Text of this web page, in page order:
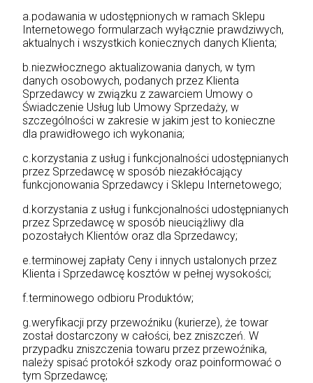
a.podawania w udostępnionych w ramach Sklepu
Internetowego formularzach wyłącznie prawdziwych,
aktualnych i wszystkich koniecznych danych Klienta;
b.niezwłocznego aktualizowania danych, w tym
danych osobowych, podanych przez Klienta
Sprzedawcy w związku z zawarciem Umowy o
Świadczenie Usług lub Umowy Sprzedaży, w
szczególności w zakresie w jakim jest to konieczne
dla prawidłowego ich wykonania;
c.korzystania z usług i funkcjonalności udostępnianych
przez Sprzedawcę w sposób niezakłócający
funkcjonowania Sprzedawcy i Sklepu Internetowego;
d.korzystania z usług i funkcjonalności udostępnianych
przez Sprzedawcę w sposób nieuciążliwy dla
pozostałych Klientów oraz dla Sprzedawcy;
e.terminowej zapłaty Ceny i innych ustalonych przez
Klienta i Sprzedawcę kosztów w pełnej wysokości;
f.terminowego odbioru Produktów;
g.weryfikacji przy przewoźniku (kurierze), że towar
został dostarczony w całości, bez zniszczeń. W
przypadku zniszczenia towaru przez przewoźnika,
należy spisać protokół szkody oraz poinformować o
tym Sprzedawcę;